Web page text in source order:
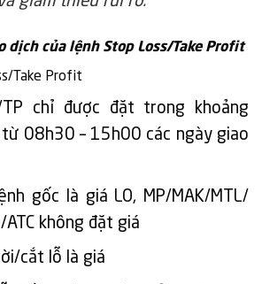
dịch của lệnh Stop Loss/Take Profit
Take Profit
TP chỉ được đặt trong khoảng
08h30 – 15h00 các ngày giao
gốc là giá LO, MP/MAK/MTL/
ATC không đặt giá
cắt lỗ là giá